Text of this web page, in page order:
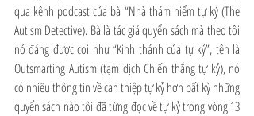
qua kênh podcast của bà “Nhà thám hiểm tự kỷ (The
Autism Detective). Bà là tác giả quyển sách mà theo tôi
nó đáng được coi như “Kinh thánh của tự kỷ”, tên là
Outsmarting Autism (tạm dịch Chiến thắng tự kỷ), nó
có nhiều thông tin về can thiệp tự kỷ hơn bất kỳ những
quyển sách nào tôi đã từng đọc về tự kỷ trong vòng 13